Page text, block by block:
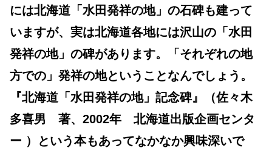
には北海道「水田発祥の地」の石碑も建って
いますが、実は北海道各地には沢山の「水田
発祥の地」の碑があります。「それぞれの地
方での」発祥の地ということなんでしょう。
『北海道「水田発祥の地」記念碑』（佐々木
多喜男 著、2002年 北海道出版企画センタ
ー ）という本もあってなかなか興味深いで